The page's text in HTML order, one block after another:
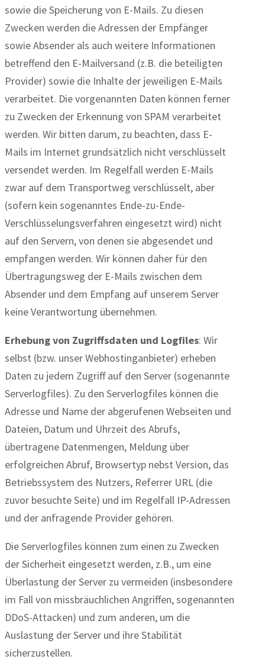
sowie die Speicherung von E-Mails. Zu diesen
Zwecken werden die Adressen der Empfänger
sowie Absender als auch weitere Informationen
betreffend den E-Mailversand (z.B. die beteiligten
Provider) sowie die Inhalte der jeweiligen E-Mails
verarbeitet. Die vorgenannten Daten können ferner
zu Zwecken der Erkennung von SPAM verarbeitet
werden. Wir bitten darum, zu beachten, dass E-
Mails im Internet grundsätzlich nicht verschlüsselt
versendet werden. Im Regelfall werden E-Mails
zwar auf dem Transportweg verschlüsselt, aber
(sofern kein sogenanntes Ende-zu-Ende-
Verschlüsselungsverfahren eingesetzt wird) nicht
auf den Servern, von denen sie abgesendet und
empfangen werden. Wir können daher für den
Übertragungsweg der E-Mails zwischen dem
Absender und dem Empfang auf unserem Server
keine Verantwortung übernehmen.
Erhebung von Zugriffsdaten und Logfiles: Wir
selbst (bzw. unser Webhostinganbieter) erheben
Daten zu jedem Zugriff auf den Server (sogenannte
Serverlogfiles). Zu den Serverlogfiles können die
Adresse und Name der abgerufenen Webseiten und
Dateien, Datum und Uhrzeit des Abrufs,
übertragene Datenmengen, Meldung über
erfolgreichen Abruf, Browsertyp nebst Version, das
Betriebssystem des Nutzers, Referrer URL (die
zuvor besuchte Seite) und im Regelfall IP-Adressen
und der anfragende Provider gehören.
Die Serverlogfiles können zum einen zu Zwecken
der Sicherheit eingesetzt werden, z.B., um eine
Überlastung der Server zu vermeiden (insbesondere
im Fall von missbräuchlichen Angriffen, sogenannten
DDoS-Attacken) und zum anderen, um die
Auslastung der Server und ihre Stabilität
sicherzustellen.